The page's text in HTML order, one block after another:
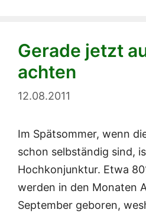
Gerade jetzt
achten
12.08.2011
Im Spätsommer, wenn
schon selbständig sind,
Hochkonjunktur. Etwa
werden in den Monaten
September geboren,